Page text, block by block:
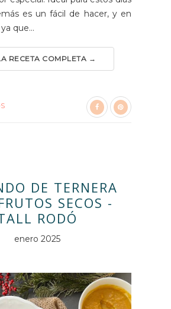
es un fácil de hacer, y en
que...
RECETA COMPLETA →
DE TERNERA
SECOS -
RODÓ
enero 2025